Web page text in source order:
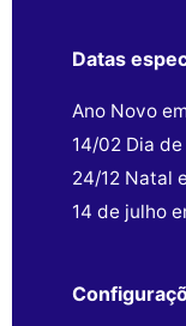
Datas
Ano Novo
14/02 Dia
24/12 Natal
14 de julho